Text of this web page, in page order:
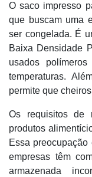
O saco impresso
que buscam uma
ser congelada. É
Baixa Densidade
usados
temperaturas.
permite que
Os requisitos de
produtos
Essa
empresas têm
armazenada